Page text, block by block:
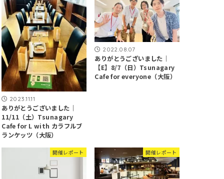
2023.11.11
ありがとうございました｜
11/11（土）Tsunagary
Cafe for L with カラフルブ
ランケッツ（大阪）
2022.08.07
ありがとうございました｜
【E】8/7（日）Tsunagary
Cafe for everyone（大阪）
開催レポート 開催レポート